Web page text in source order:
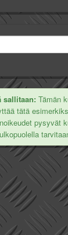
sallitaan: Tämän
tätä
pysyvät